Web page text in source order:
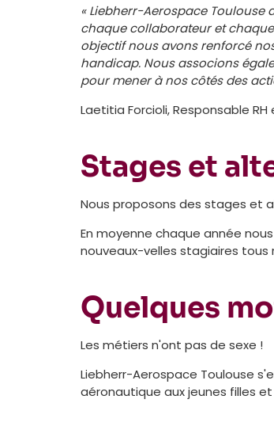
« Liebherr-Aerospace
chaque collaborateur et
objectif nous avons renforcé
handicap. Nous associons
pour mener à nos côtés des
Laetitia Forcioli, Responsable
Stages et
Nous proposons des stages et
En moyenne chaque année
nouveaux-velles stagiaires tous
Quelques
Les métiers n'ont pas de sexe !
Liebherr-Aerospace Toulouse
aéronautique aux jeunes filles